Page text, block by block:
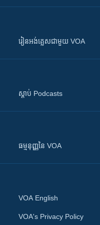
រៀន​​​​​​អង់គ្លេស​​ជាមួយ VOA
ស្តាប់ Podcasts
ធម្មនុញ្ញ​នៃ VOA
VOA English
VOA's Privacy Policy